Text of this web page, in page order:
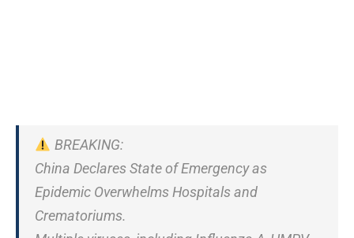
BREAKING:
China Declares State of Emergency as
Epidemic Overwhelms Hospitals and
Crematoriums.